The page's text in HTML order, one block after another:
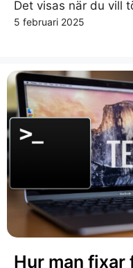
Det visas när du vill
5 februari 2025
Hur man fixar